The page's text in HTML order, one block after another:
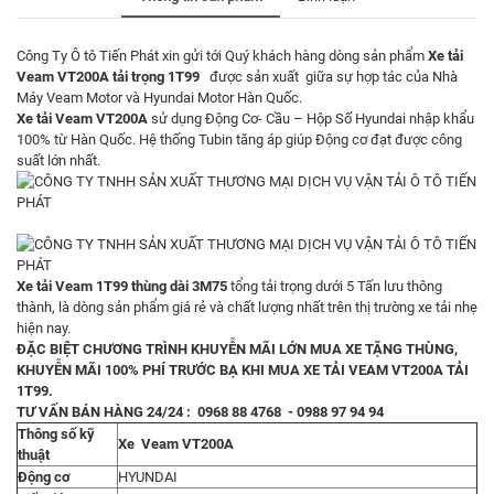
Công Ty Ô tô Tiến Phát xin gửi tới Quý khách hàng dòng sản phẩm Xe tải
Veam VT200A tải trọng 1T99 được sản xuất giữa sự hợp tác của Nhà
Máy Veam Motor và Hyundai Motor Hàn Quốc.
Xe tải Veam VT200A sử dụng Động Cơ- Cầu – Hộp Số Hyundai nhập khẩu
100% từ Hàn Quốc. Hệ thống Tubin tăng áp giúp Động cơ đạt được công
suất lớn nhất.
Xe tải Veam 1T99 thùng dài 3M75 tổng tải trọng dưới 5 Tấn lưu thông
thành, là dòng sản phẩm giá rẻ và chất lượng nhất trên thị trường xe tải nhẹ
hiện nay.
ĐẶC BIỆT CHƯƠNG TRÌNH KHUYỄN MÃI LỚN MUA XE TẶNG THÙNG,
KHUYỄN MÃI 100% PHÍ TRƯỚC BẠ KHI MUA XE TẢI VEAM VT200A TẢI
1T99.
TƯ VẤN BÁN HÀNG 24/24 : 0968 88 4768 - 0988 97 94 94
Thông số kỹ
thuật
Xe Veam VT200A
Động cơ
HYUNDAI